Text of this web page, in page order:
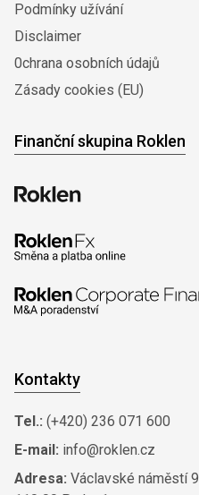
Podmínky užívání
Disclaimer
0chrana osobních údajů
Zásady cookies (EU)
Finanční skupina Roklen
Kontakty
Tel.: (+420) 236 071 600
E-mail: info@roklen.cz
Adresa: Václavské náměstí 9